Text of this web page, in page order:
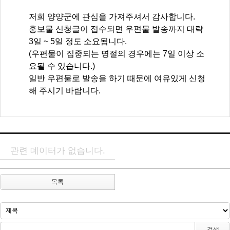
저희 양양군에 관심을 가져주셔서 감사합니다.
홍보물 신청글이 접수되면 우편물 발송까지 대략
3일 ~ 5일 정도 소요됩니다.
(우편물이 집중되는 명절의 경우에는 7일 이상 소
요될 수 있습니다.)
일반 우편물로 발송을 하기 때문에 여유있게 신청
해 주시기 바랍니다.
관련 데이터가 없습니다.
목록